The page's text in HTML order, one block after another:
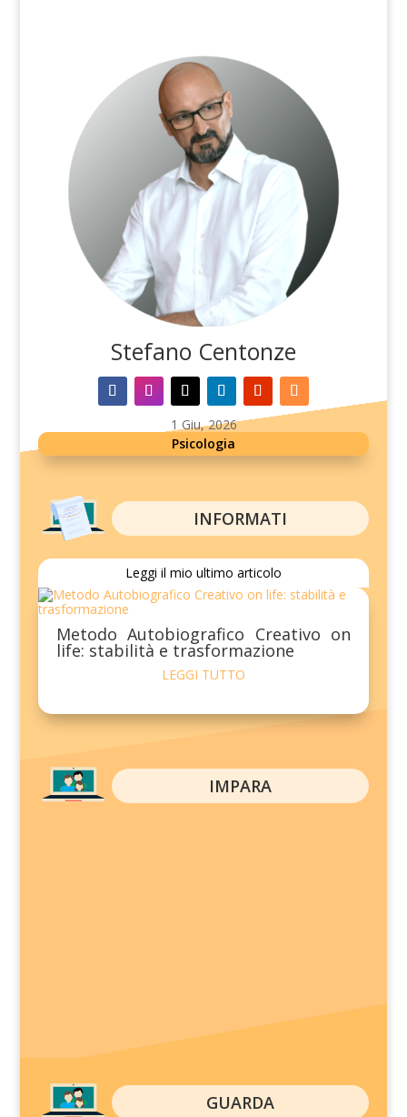
Stefano Centonze
1 Giu, 2026
Psicologia
INFORMATI
Leggi il mio ultimo articolo
Metodo Autobiografico Creativo on
life: stabilità e trasformazione
LEGGI TUTTO
IMPARA
GUARDA